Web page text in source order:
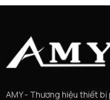
AMY - Thương hiệu thiết